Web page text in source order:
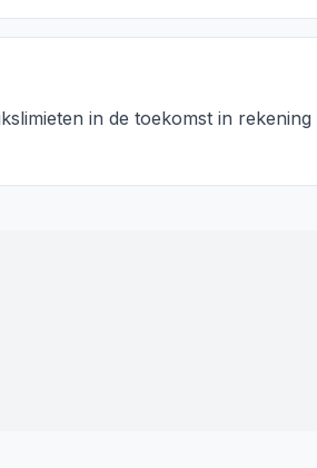
in de toekomst in